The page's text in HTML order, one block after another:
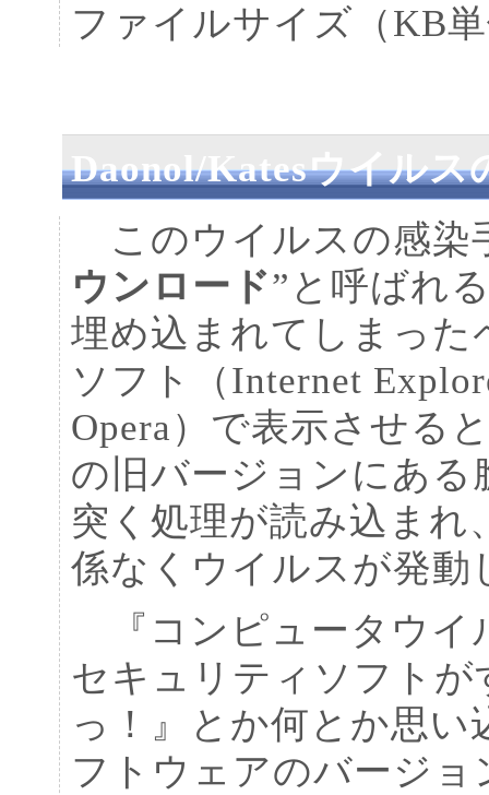
ファイルサイズ（KB
Daonol/Katesウイルス
このウイルスの感染
ウンロード”と呼ばれ
埋め込まれてしまっ
ソフト（Internet
Opera）で表示させる
の旧バージョンにあ
突く処理が読み込まれ
係なくウイルスが発動
『コンピュータウイ
セキュリティソフト
っ！』とか何とか思
フトウェアのバージ